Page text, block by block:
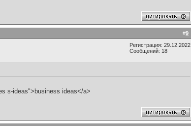
#9
Регистрация: 29.12.2022
Сообщений: 18
s-ideas">business ideas</a>